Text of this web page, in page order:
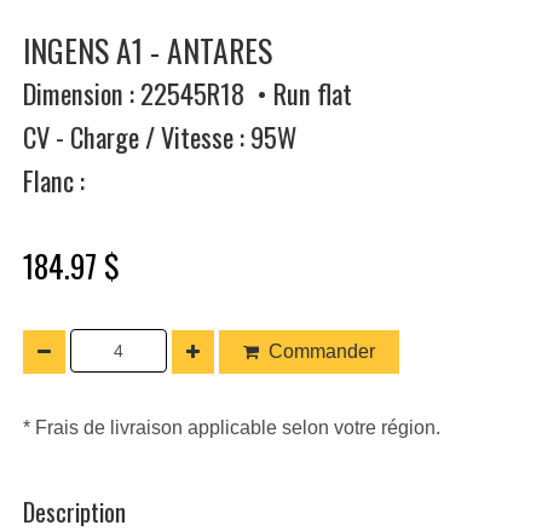
INGENS A1 - ANTARES
Dimension : 22545R18 • Run flat
CV - Charge / Vitesse : 95W
Flanc :
184.97 $
Commander
* Frais de livraison applicable selon votre région.
Description